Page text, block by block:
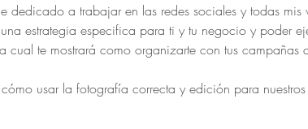
dedicado a trabajar en las redes sociales y todas
estrategia especifica para ti y tu negocio y poder
cual te mostrará como organizarte con tus campañas
usar la fotografía correcta y edición para